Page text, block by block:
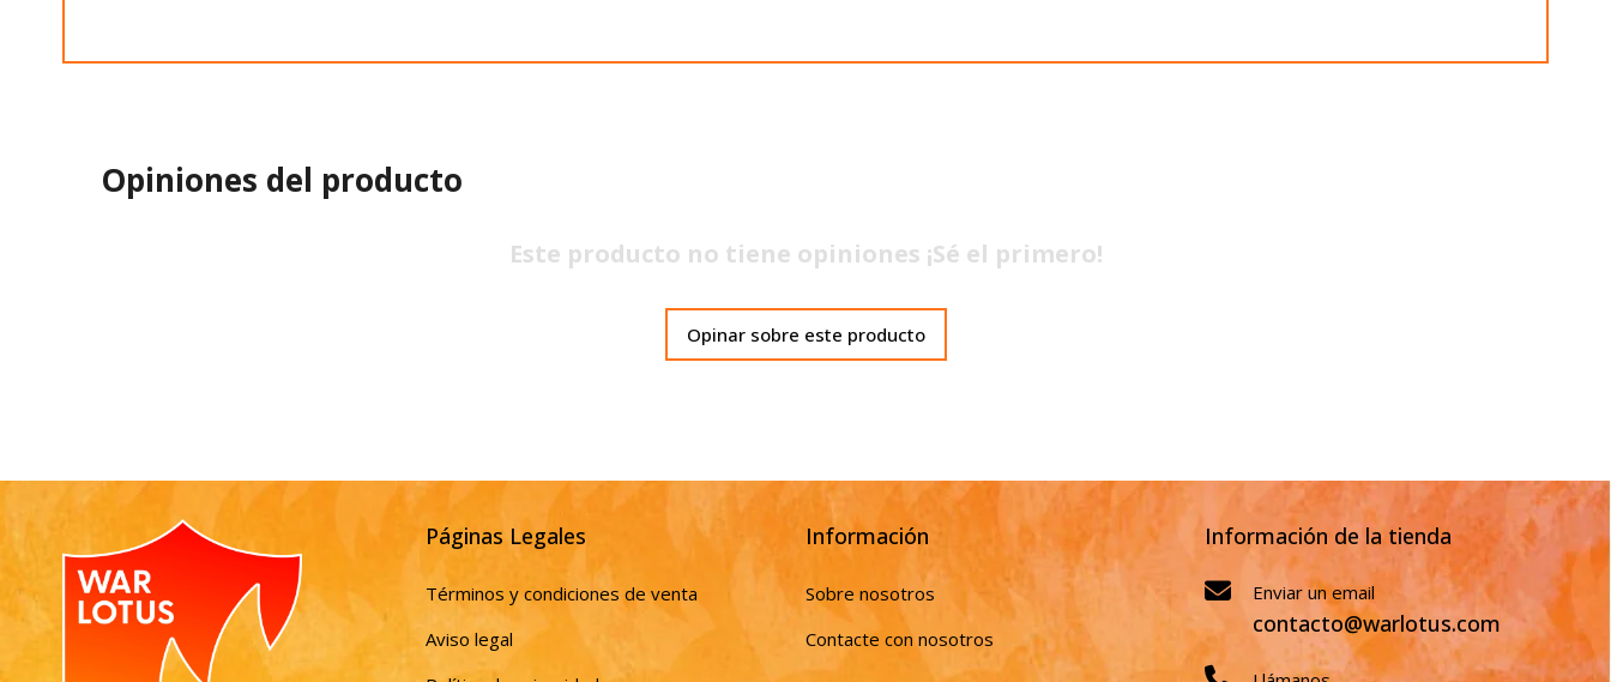
Opiniones del producto
Este producto no tiene opiniones ¡Sé el primero!
Opinar sobre este producto
Páginas Legales
Términos y condiciones de venta
Aviso legal
Información
Sobre nosotros
Contacte con nosotros
Información de la tienda
Enviar un email
contacto@warlotus.com